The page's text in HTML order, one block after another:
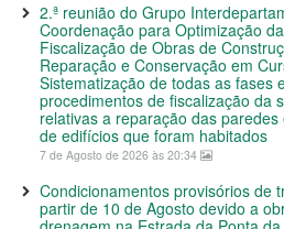
2.ª reunião do Grupo
Coordenação para Optimização da
Fiscalização de Obras de
Reparação e Conservação em
Sistematização de todas as fases
procedimentos de fiscalização da
relativas a reparação das paredes
de edifícios que foram habitados
7 de Agosto de 2026 às 20:34
Condicionamentos provisórios de
partir de 10 de Agosto devido a